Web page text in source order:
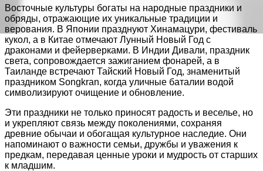
Восточные культуры богаты на народные праздники и
обряды, отражающие их уникальные традиции и
верования. В Японии празднуют Хинамацури, фестиваль
кукол, а в Китае отмечают Лунный Новый Год с
драконами и фейерверками. В Индии Дивали, праздник
света, сопровождается зажиганием фонарей, а в
Таиланде встречают Тайский Новый Год, знаменитый
праздником Songkran, когда уличные баталии водой
символизируют очищение и обновление.
Эти праздники не только приносят радость и веселье, но
и укрепляют связь между поколениями, сохраняя
древние обычаи и обогащая культурное наследие. Они
напоминают о важности семьи, дружбы и уважения к
предкам, передавая ценные уроки и мудрость от старших
к младшим.